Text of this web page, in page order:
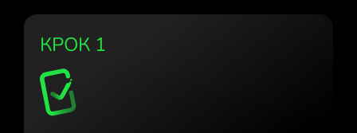
КРОК 1